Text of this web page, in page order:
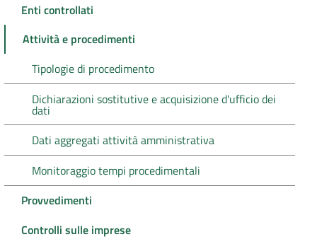
Enti controllati
Attività e procedimenti
Tipologie di procedimento
Dichiarazioni sostitutive e acquisizione d'ufficio dei
dati
Dati aggregati attività amministrativa
Monitoraggio tempi procedimentali
Provvedimenti
Controlli sulle imprese